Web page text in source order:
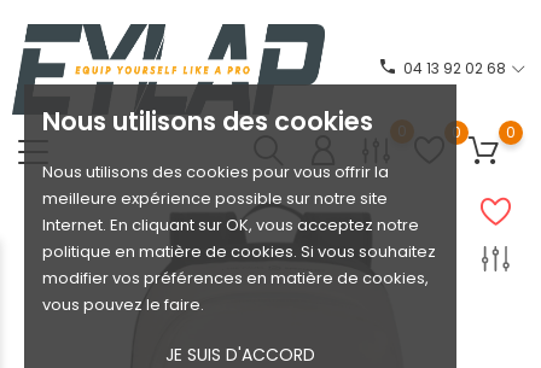
Nous utilisons des cookies
Nous utilisons des cookies pour vous offrir la
meilleure expérience possible sur notre site
Internet. En cliquant sur OK, vous acceptez notre
politique en matière de cookies. Si vous souhaitez
modifier vos préférences en matière de cookies,
vous pouvez le faire.
JE SUIS D'ACCORD
phone 04 13 92 02 68
0 0 0